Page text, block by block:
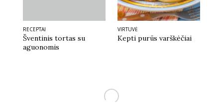
RECEPTAI
Šventinis tortas su
aguonomis
VIRTUVĖ
Kepti purūs varškėčiai